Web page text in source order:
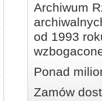
Archiwum
od 1993
Ponad
Zamów